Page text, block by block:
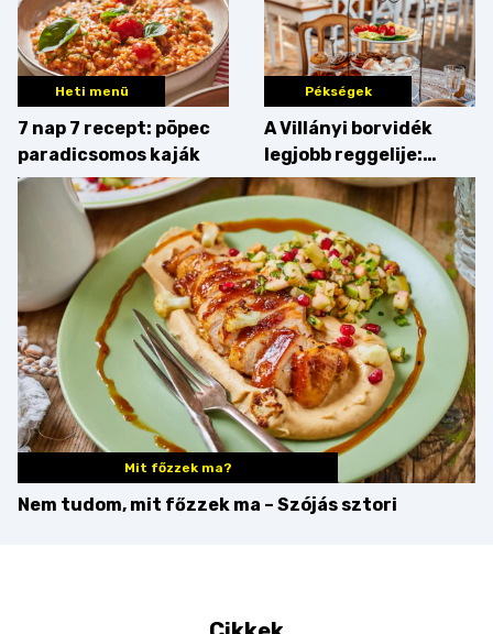
Heti menü
7 nap 7 recept: pöpec
paradicsomos kaják
Pékségek
A Villányi borvidék
legjobb reggelije:
kovászos kenyér és
gourmet pékáruk
Palkonyán
Mit főzzek ma?
Nem tudom, mit főzzek ma – Szójás sztori